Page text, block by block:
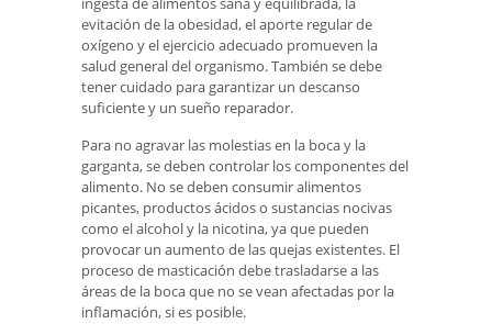
evitación de la obesidad, el aporte regular de
oxígeno y el ejercicio adecuado promueven la
salud general del organismo. También se debe
tener cuidado para garantizar un descanso
suficiente y un sueño reparador.
Para no agravar las molestias en la boca y la
garganta, se deben controlar los componentes del
alimento. No se deben consumir alimentos
picantes, productos ácidos o sustancias nocivas
como el alcohol y la nicotina, ya que pueden
provocar un aumento de las quejas existentes. El
proceso de masticación debe trasladarse a las
áreas de la boca que no se vean afectadas por la
inflamación, si es posible.